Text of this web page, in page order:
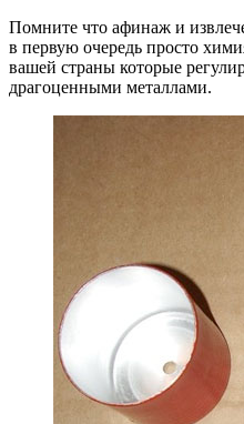
Помните что афинаж и
в первую очередь просто
вашей страны которые
драгоценными металлами.